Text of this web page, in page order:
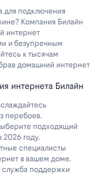
для подключения
Компания Билайн
интернет
и безупречным
к тысячам
домашний интернет
интернета Билайн
перебоев.
подходящий
2026 году.
специалисты
в вашем доме.
служба поддержки